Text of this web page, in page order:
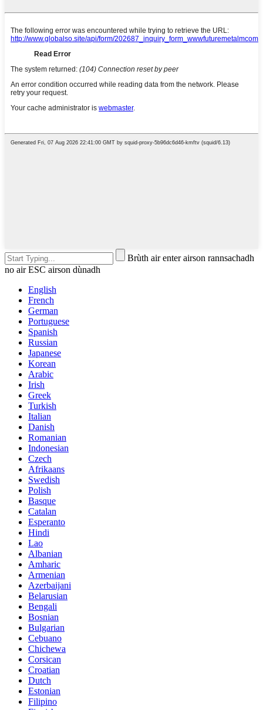
Brùth air enter airson rannsachadh
no air ESC airson dùnadh
English
French
German
Portuguese
Spanish
Russian
Japanese
Korean
Arabic
Irish
Greek
Turkish
Italian
Danish
Romanian
Indonesian
Czech
Afrikaans
Swedish
Polish
Basque
Catalan
Esperanto
Hindi
Lao
Albanian
Amharic
Armenian
Azerbaijani
Belarusian
Bengali
Bosnian
Bulgarian
Cebuano
Chichewa
Corsican
Croatian
Dutch
Estonian
Filipino